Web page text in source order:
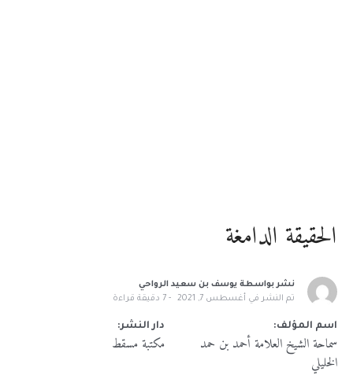
الحقيقة الدامغة
نشر بواسطة يوسف بن سعيد الرواحي
تم النشر في أغسطس 7, 2021 7 دقيقة قراءة
اسم المؤلف:
سماحة الشيخ العلامة أحمد بن حمد
الخليلي
دار النشر:
مكتبة مسقط